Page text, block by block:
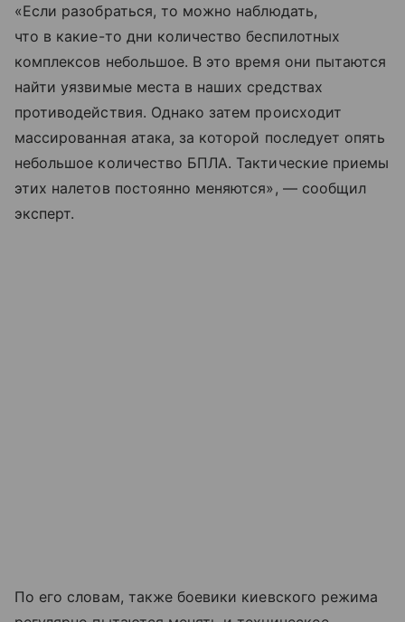
«Если разобраться, то можно наблюдать,
что в какие-то дни количество беспилотных
комплексов небольшое. В это время они пытаются
найти уязвимые места в наших средствах
противодействия. Однако затем происходит
массированная атака, за которой последует опять
небольшое количество БПЛА. Тактические приемы
этих налетов постоянно меняются», — сообщил
эксперт.
По его словам, также боевики киевского режима